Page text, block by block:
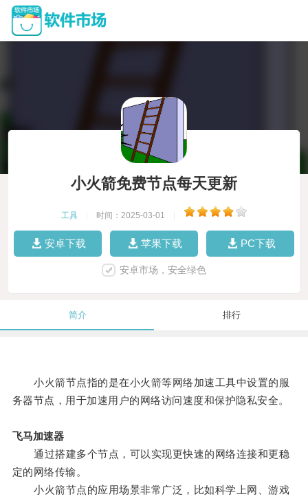
小火箭免费节点每天更新
工具 时间：2025-03-01
安卓下载 苹果下载 PC下载
安卓市场，安全绿色
简介 排行
小火箭节点指的是在小火箭等网络加速工具中设置的服
务器节点，用于加速用户的网络访问速度和保护隐私安全。
飞马加速器
通过搭建多个节点，可以实现更快速的网络连接和更稳
定的网络传输。
小火箭节点的应用场景非常广泛，比如科学上网、游戏